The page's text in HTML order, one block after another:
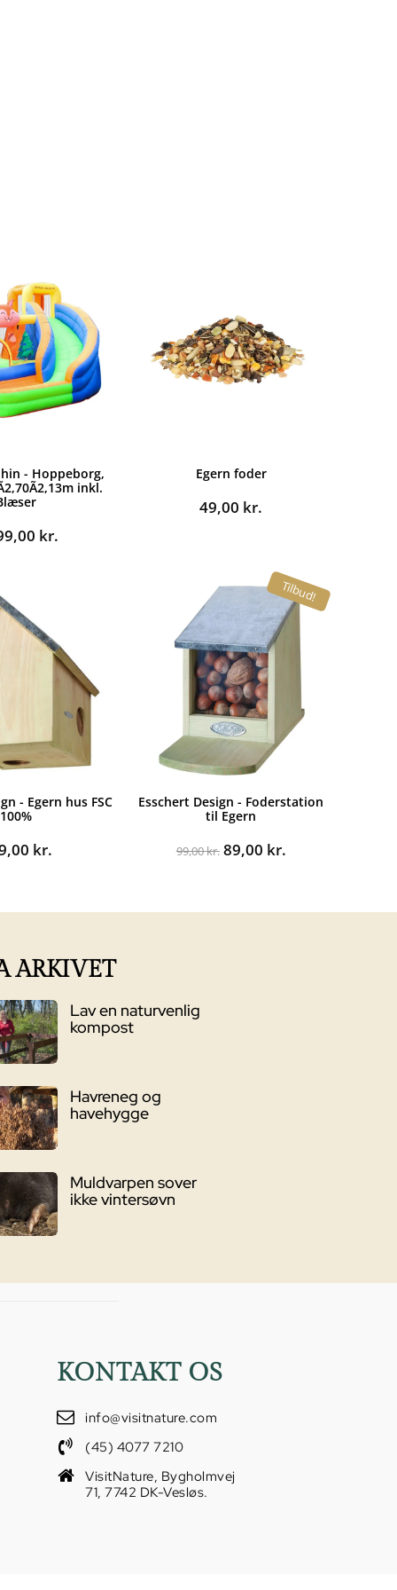
- Hoppeborg,
inkl.
kr.
Egern foder
49,00 kr.
- Egern hus FSC
100%
kr.
Tilbud!
Esschert Design - Foderstation
til Egern
99,00kr. Den
89,00 kr.Den
ARKIVET
Lav en naturvenlig
kompost
Havreneg og
havehygge
Muldvarpen sover
ikke vintersøvn
KONTAKT OS
info@visitnature.com
(45) 4077 7210
VisitNature, Bygholmvej
71, 7742 DK-Vesløs.